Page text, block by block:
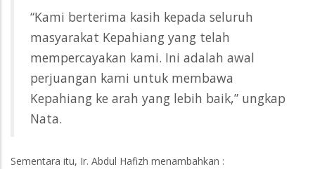
“Kami berterima kasih kepada seluruh
masyarakat Kepahiang yang telah
mempercayakan kami. Ini adalah awal
perjuangan kami untuk membawa
Kepahiang ke arah yang lebih baik,” ungkap
Nata.
Sementara itu, Ir. Abdul Hafizh menambahkan :